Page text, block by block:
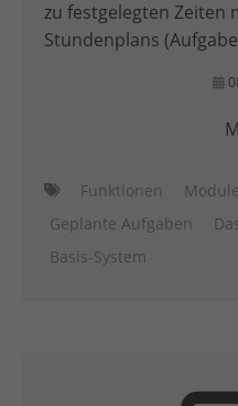
zu festgelegten Zeiten
Stundenplans
Funktionen Module
Geplante Aufgaben
Basis-System